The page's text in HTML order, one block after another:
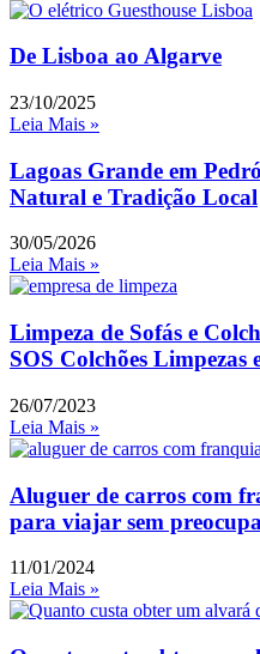
De Lisboa ao Algarve
23/10/2025
Leia Mais »
Lagoas Grande em
Natural e Tradição Local
30/05/2026
Leia Mais »
Limpeza de Sofás e
SOS Colchões Limpezas
26/07/2023
Leia Mais »
Aluguer de carros com
para viajar sem
11/01/2024
Leia Mais »